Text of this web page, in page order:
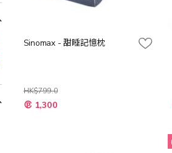
Sinomax - 甜睡記憶枕
HK$799.0
特
殊 1,300